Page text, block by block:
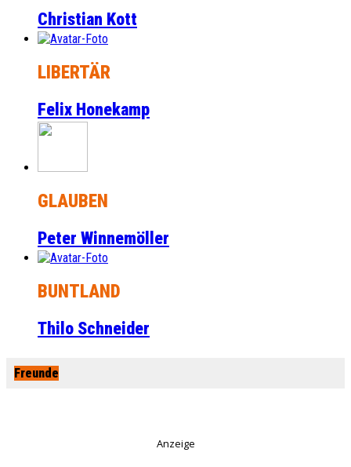
Christian Kott
LIBERTÄR
Felix Honekamp
GLAUBEN
Peter Winnemöller
BUNTLAND
Thilo Schneider
Freunde
Anzeige